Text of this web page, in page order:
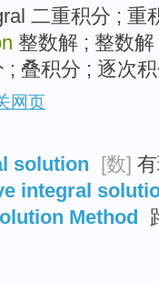
二重积分 ; 重
整数解 ; 整数
; 叠积分 ; 逐次
网页
solution [数]
integral
Method